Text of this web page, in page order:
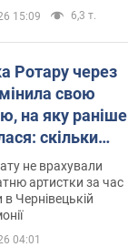
15:09 6,3 т.
Ротару через
свою
на яку раніше
скільки
співачка
не врахували
артистки за час
в Чернівецькій
04:01